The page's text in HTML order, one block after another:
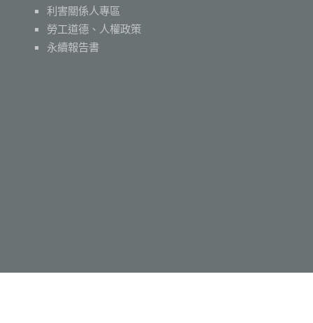
利害關係人專區
勞工道德、人權政策
永續報告書